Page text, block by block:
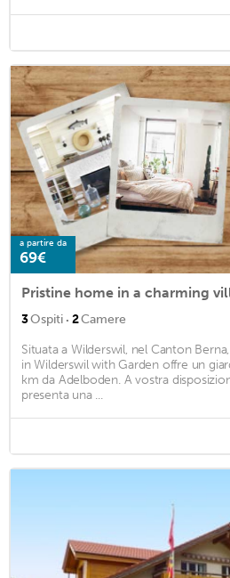
a partire da
69€
3Ospiti · 2Camere
Situata a Wilderswil, nel Canton
in Wilderswil with Garden offre un
km da Adelboden. A vostra
presenta una ...